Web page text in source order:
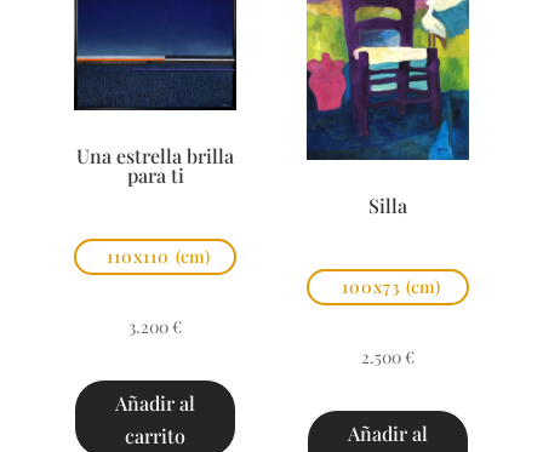
Una estrella brilla
para ti
110x110 (cm)
3.200 €
Añadir al
carrito
Silla
100x73 (cm)
2.500 €
Añadir al